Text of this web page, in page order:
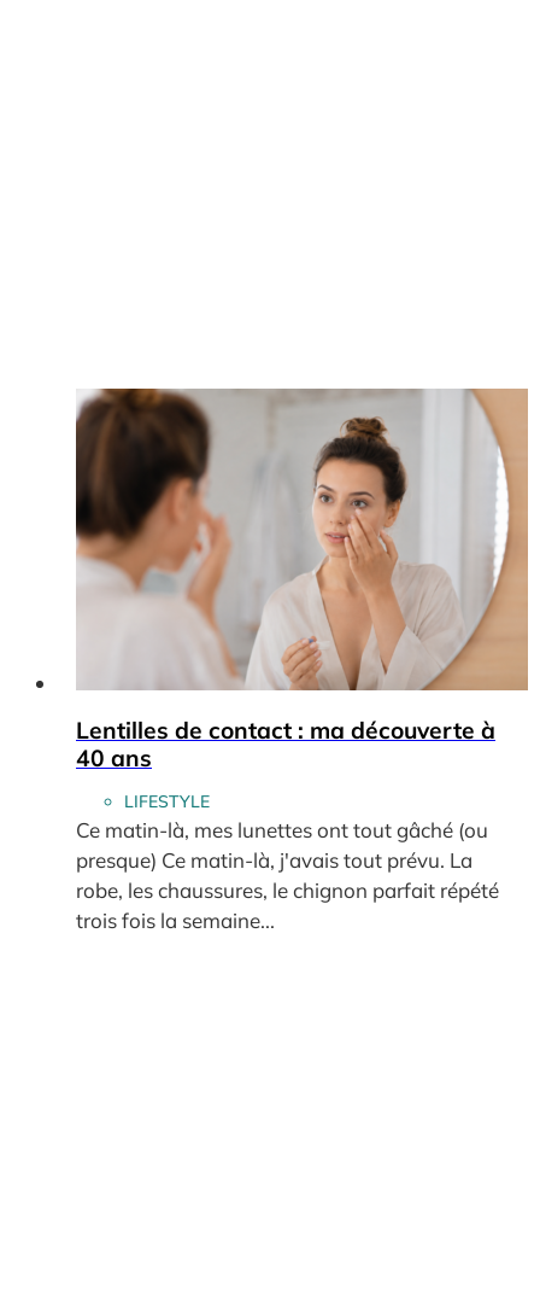
Lentilles de contact : ma découverte à
40 ans
LIFESTYLE
Ce matin-là, mes lunettes ont tout gâché (ou
presque) Ce matin-là, j'avais tout prévu. La
robe, les chaussures, le chignon parfait répété
trois fois la semaine...